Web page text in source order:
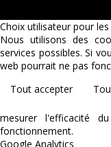
Choix utilisateur pour
Nous utilisons des
services possibles. Si
web pourrait ne pas
Tout accepter
mesurer l'efficacité
fonctionnement.
Google Analytics